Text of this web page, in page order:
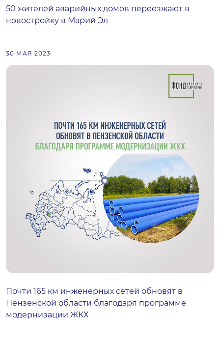
50 жителей аварийных домов переезжают в
новостройку в Марий Эл
30 МАЯ 2023
Почти 165 км инженерных сетей обновят в
Пензенской области благодаря программе
модернизации ЖКХ